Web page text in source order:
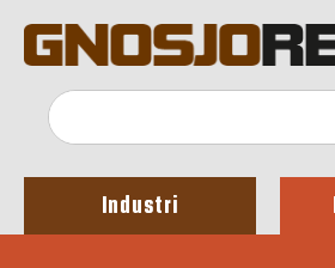
Industri